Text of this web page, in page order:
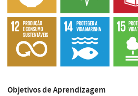
Objetivos de Aprendizagem